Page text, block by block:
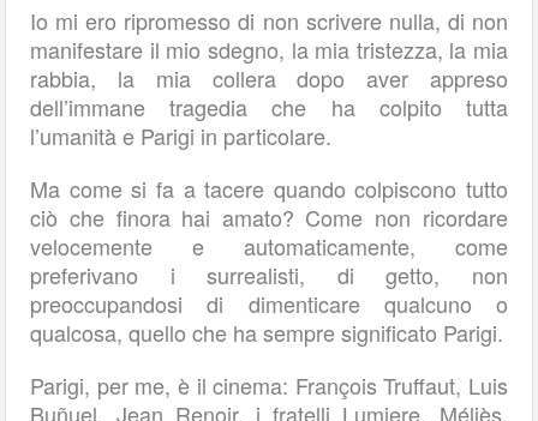
Io mi ero ripromesso di non scrivere nulla, di non
manifestare il mio sdegno, la mia tristezza, la mia
rabbia, la mia collera dopo aver appreso
dell’immane tragedia che ha colpito tutta
l’umanità e Parigi in particolare.
Ma come si fa a tacere quando colpiscono tutto
ciò che finora hai amato? Come non ricordare
velocemente e automaticamente, come
preferivano i surrealisti, di getto, non
preoccupandosi di dimenticare qualcuno o
qualcosa, quello che ha sempre significato Parigi.
Parigi, per me, è il cinema: François Truffaut, Luis
Buñuel, Jean Renoir, i fratelli Lumiere, Méliès,